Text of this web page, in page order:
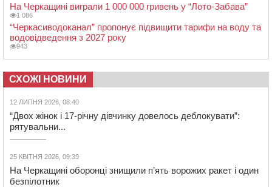
На Черкащині виграли 1 000 000 гривень у “Лото-Забава”
1 086
“Черкасиводоканал” пропонує підвищити тарифи на воду та
водовідведення з 2027 року
943
СХОЖІ НОВИНИ
12 ЛИПНЯ 2026, 08:40
“Двох жінок і 17-річну дівчинку довелось деблокувати”:
рятувальни...
25 КВІТНЯ 2026, 09:39
На Черкащині оборонці знищили п’ять ворожих ракет і один
безпілотник